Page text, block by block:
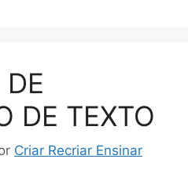
DE TEXTO
Criar Recriar Ensinar